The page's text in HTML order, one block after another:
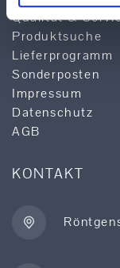
Qualität &
Produktsuche
Lieferprogramm
Sonderposten
Impressum
Datenschutz
AGB
KONTAKT